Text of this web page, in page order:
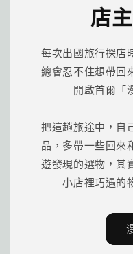
店
每次出國旅行探店
總會忍不住想帶回
開啟首爾「
把這趟旅途中，自
品，多帶一些回來
遊發現的選物，其
小店裡巧遇的